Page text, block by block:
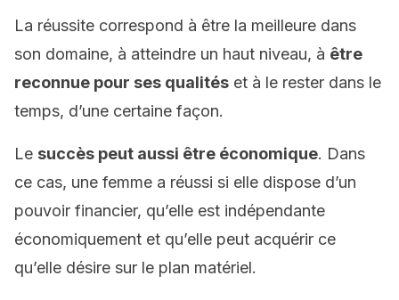
La réussite correspond à être la meilleure dans
son domaine, à atteindre un haut niveau, à être
reconnue pour ses qualités et à le rester dans le
temps, d’une certaine façon.
Le succès peut aussi être économique. Dans
ce cas, une femme a réussi si elle dispose d’un
pouvoir financier, qu’elle est indépendante
économiquement et qu’elle peut acquérir ce
qu’elle désire sur le plan matériel.